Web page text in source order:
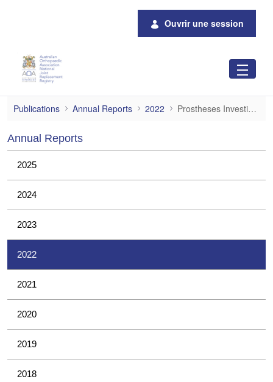
Ouvrir une session
Prostheses Investigations
Publications Annual Reports 2022 Prostheses Investigations
Annual Reports
2025
2024
2023
2022
2021
2020
2019
2018